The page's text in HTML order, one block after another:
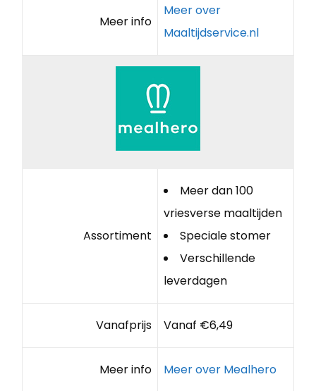
Meer info
Meer over
Maaltijdservice.nl
Assortiment
Meer dan 100
vriesverse maaltijden
Speciale stomer
Verschillende
leverdagen
Vanafprijs Vanaf €6,49
Meer info Meer over Mealhero